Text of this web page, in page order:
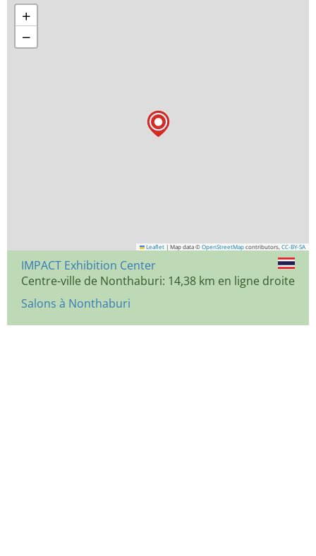
+
−
Leaflet | Map data © OpenStreetMap contributors, CC-BY-SA
IMPACT Exhibition Center
Centre-ville de Nonthaburi: 14,38 km en ligne droite
Salons à Nonthaburi